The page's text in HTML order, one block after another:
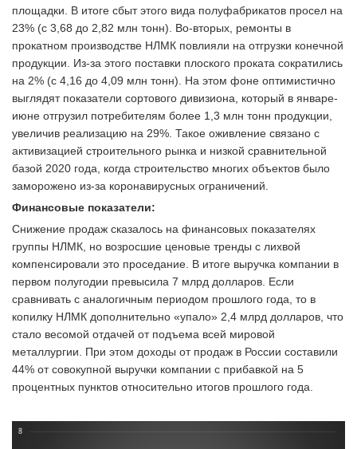
площадки. В итоге сбыт этого вида полуфабрикатов просел на
23% (с 3,68 до 2,82 млн тонн). Во-вторых, ремонты в
прокатном производстве НЛМК повлияли на отгрузки конечной
продукции. Из-за этого поставки плоского проката сократились
на 2% (с 4,16 до 4,09 млн тонн). На этом фоне оптимистично
выглядят показатели сортового дивизиона, который в январе-
июне отгрузил потребителям более 1,3 млн тонн продукции,
увеличив реализацию на 29%. Такое оживление связано с
активизацией строительного рынка и низкой сравнительной
базой 2020 года, когда строительство многих объектов было
заморожено из-за коронавирусных ограничений.
Финансовые показатели:
Снижение продаж сказалось на финансовых показателях
группы НЛМК, но возросшие ценовые тренды с лихвой
компенсировали это проседание. В итоге выручка компании в
первом полугодии превысила 7 млрд долларов. Если
сравнивать с аналогичным периодом прошлого года, то в
копилку НЛМК дополнительно «упало» 2,4 млрд долларов, что
стало весомой отдачей от подъема всей мировой
металлургии. При этом доходы от продаж в России составили
44% от совокупной выручки компании с прибавкой на 5
процентных пунктов относительно итогов прошлого года.